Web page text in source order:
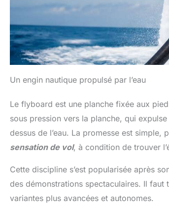
Un engin nautique propulsé par l’eau
Le flyboard est une planche fixée aux
sous pression vers la planche, qui
dessus de l’eau. La promesse est simple,
sensation de vol, à condition de trouver
Cette discipline s’est popularisée après
des démonstrations spectaculaires. Il
variantes plus avancées et autonomes.